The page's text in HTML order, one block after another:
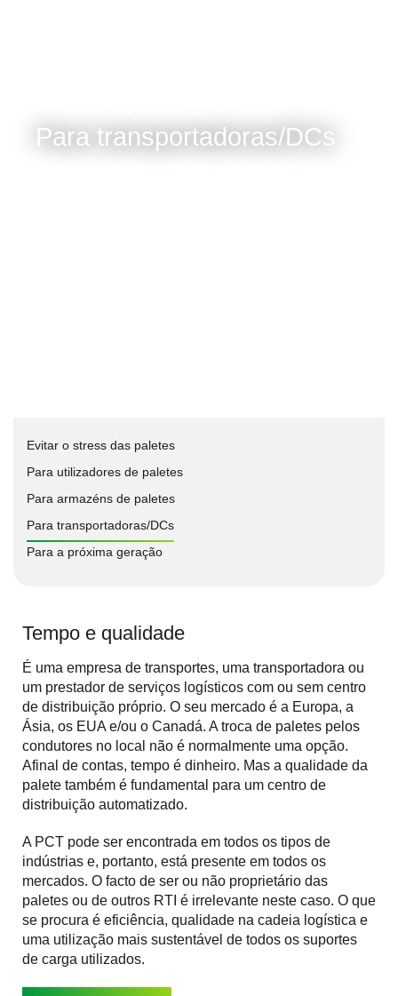
Para transportadoras/DCs
Evitar o stress das paletes
Para utilizadores de paletes
Para armazéns de paletes
Para transportadoras/DCs
Para a próxima geração
Tempo e qualidade
É uma empresa de transportes, uma transportadora ou
um prestador de serviços logísticos com ou sem centro
de distribuição próprio. O seu mercado é a Europa, a
Ásia, os EUA e/ou o Canadá. A troca de paletes pelos
condutores no local não é normalmente uma opção.
Afinal de contas, tempo é dinheiro. Mas a qualidade da
palete também é fundamental para um centro de
distribuição automatizado.
A PCT pode ser encontrada em todos os tipos de
indústrias e, portanto, está presente em todos os
mercados. O facto de ser ou não proprietário das
paletes ou de outros RTI é irrelevante neste caso. O que
se procura é eficiência, qualidade na cadeia logística e
uma utilização mais sustentável de todos os suportes
de carga utilizados.